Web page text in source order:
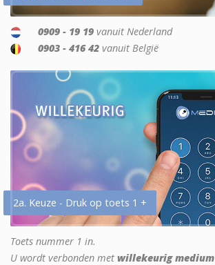
0909 - 19 19 vanuit Nederland
0903 - 416 42 vanuit België
2a. Keuze - Druk op toets 1 +
Toets nummer 1 in.
U wordt verbonden met willekeurig medium